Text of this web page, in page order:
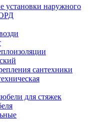
установки наружного
сантехники
для стяжек